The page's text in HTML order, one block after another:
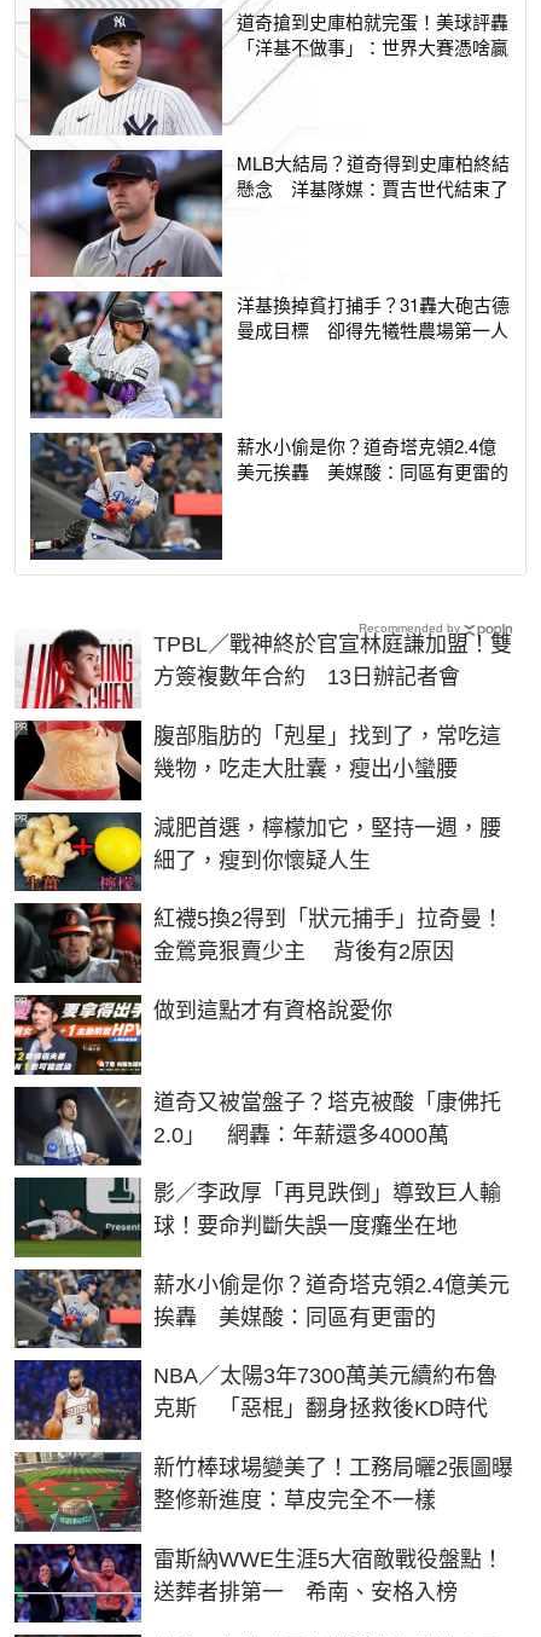
道奇搶到史庫柏就完蛋！美球評轟
「洋基不做事」：世界大賽憑啥贏
MLB大結局？道奇得到史庫柏終結
懸念 洋基隊媒：賈吉世代結束了
洋基換掉貧打捕手？31轟大砲古德
曼成目標 卻得先犧牲農場第一人
薪水小偷是你？道奇塔克領2.4億
美元挨轟 美媒酸：同區有更雷的
TPBL／戰神終於官宣林庭謙加盟！雙
方簽複數年合約 13日辦記者會
腹部脂肪的「剋星」找到了，常吃這
幾物，吃走大肚囊，瘦出小蠻腰
PR
減肥首選，檸檬加它，堅持一週，腰
細了，瘦到你懷疑人生
PR
紅襪5換2得到「狀元捕手」拉奇曼！
金鶯竟狠賣少主 背後有2原因
做到這點才有資格說愛你
PR
道奇又被當盤子？塔克被酸「康佛托
2.0」 網轟：年薪還多4000萬
影／李政厚「再見跌倒」導致巨人輸
球！要命判斷失誤一度癱坐在地
薪水小偷是你？道奇塔克領2.4億美元
挨轟 美媒酸：同區有更雷的
NBA／太陽3年7300萬美元續約布魯
克斯 「惡棍」翻身拯救後KD時代
新竹棒球場變美了！工務局曬2張圖曝
整修新進度：草皮完全不一樣
雷斯納WWE生涯5大宿敵戰役盤點！
送葬者排第一 希南、安格入榜
Recommended by